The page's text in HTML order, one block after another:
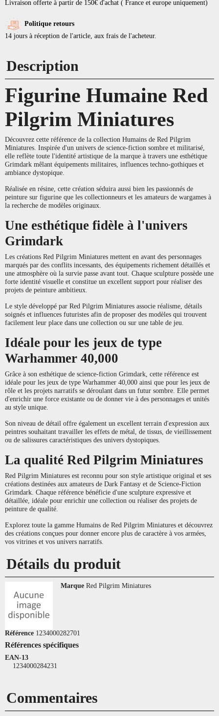
Livraison offerte à partir de 150€ d'achat ( France et europe uniquement)
Politique retours
14 jours à réception de l'article, aux frais de l'acheteur.
Description
Figurine Humaine Red
Pilgrim Miniatures
Découvrez cette référence de la collection Humains de Red Pilgrim
Miniatures. Inspirée d'un univers de science-fiction sombre et militarisé,
elle reflète toute l'identité artistique de la marque à travers une esthétique
Grimdark mêlant équipements militaires, influences techno-gothiques et
ambiance dystopique.
Réalisée en résine, cette création séduira aussi bien les passionnés de
peinture sur figurine que les collectionneurs et les amateurs de wargames à
la recherche de modèles originaux.
Une esthétique fidèle à l'univers
Grimdark
Les créations Red Pilgrim Miniatures mettent en avant des personnages
marqués par des conflits incessants, des équipements richement détaillés et
une atmosphère où la survie passe avant tout. Chaque sculpture possède une
forte identité visuelle et constitue un excellent support pour réaliser des
projets de peinture ambitieux.
Le style développé par Red Pilgrim Miniatures associe réalisme, détails
soignés et influences futuristes afin de proposer des modèles qui trouvent
facilement leur place dans une collection ou sur une table de jeu.
Idéale pour les jeux de type
Warhammer 40,000
Grâce à son esthétique de science-fiction Grimdark, cette référence est
idéale pour les jeux de type Warhammer 40,000 ainsi que pour les jeux de
rôle et les projets narratifs se déroulant dans un futur sombre. Elle permet
d'enrichir une force existante ou de donner vie à des personnages et unités
au style unique.
Son niveau de détail offre également un excellent terrain d'expression aux
peintres souhaitant travailler les effets de métal, de tissus, de vieillissement
ou de salissures caractéristiques des univers dystopiques.
La qualité Red Pilgrim Miniatures
Red Pilgrim Miniatures est reconnu pour son style artistique original et ses
créations destinées aux amateurs de Dark Fantasy et de Science-Fiction
Grimdark. Chaque référence bénéficie d'une sculpture expressive et
détaillée, idéale pour enrichir une collection ou réaliser des projets de
peinture de qualité.
Explorez toute la gamme Humains de Red Pilgrim Miniatures et découvrez
des créations conçues pour donner encore plus de caractère à vos armées,
vos vitrines et vos univers narratifs.
Détails du produit
Marque Red Pilgrim Miniatures
Référence 1234000282701
Références spécifiques
EAN-13
1234000284231
Commentaires